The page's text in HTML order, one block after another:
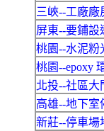
三峽--工廠廠
屏東--要鋪設
桃園--水泥粉
桃園--epoxy
北投--社區大
高雄--地下室
新莊--停車場